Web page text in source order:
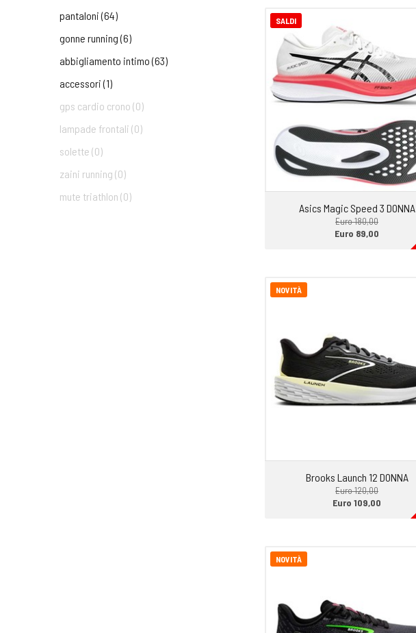
pantaloni (64)
gonne running (6)
abbigliamento intimo (63)
accessori (1)
gps cardio crono (0)
lampade frontali (0)
solette (0)
zaini running (0)
mute triathlon (0)
SALDI
Asics Magic Speed 3 DONNA
Euro 180,00
Euro 89,00
NOVITÀ
Brooks Launch 12 DONNA
Euro 120,00
Euro 109,00
NOVITÀ